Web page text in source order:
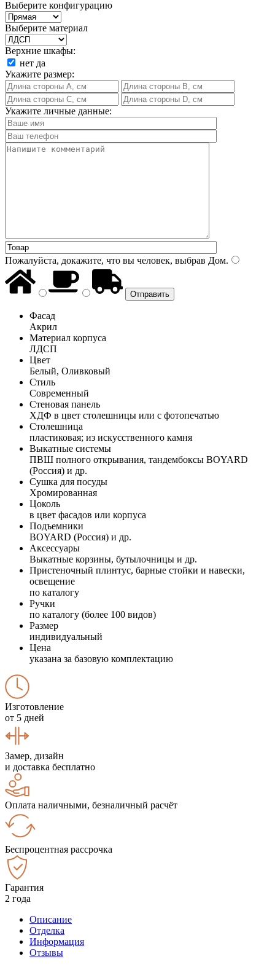
Выберите конфигурацию
Выберите материал
Верхние шкафы:
нет да
Укажите размер:
Укажите личные данные:
Пожалуйста, докажите, что вы человек, выбрав Дом.
Фасад
Акрил
Материал корпуса
ЛДСП
Цвет
Белый, Оливковый
Стиль
Современный
Стеновая панель
ХДФ в цвет столешницы или с фотопечатью
Столешница
пластиковая; из искусственного камня
Выкатные системы
ПВШ полного открывания, тандембоксы BOYARD
(Россия) и др.
Сушка для посуды
Хромированная
Цоколь
в цвет фасадов или корпуса
Подъемники
BOYARD (Россия) и др.
Аксессуары
Выкатные корзины, бутылочницы и др.
Пристеночный плинтус, барные стойки и навески,
освещение
по каталогу
Ручки
по каталогу (более 100 видов)
Размер
индивидуальный
Цена
указана за базовую комплектацию
Изготовление
от 5 дней
Замер, дизайн
и доставка бесплатно
Оплата наличными, безналичный расчёт
Беспроцентная рассрочка
Гарантия
2 года
Описание
Отделка
Информация
Отзывы